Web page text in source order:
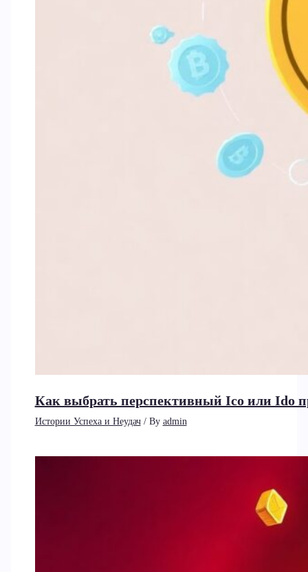
Как выбрать перспективный Ico или Ido
Истории Успеха и Неудач/ By admin